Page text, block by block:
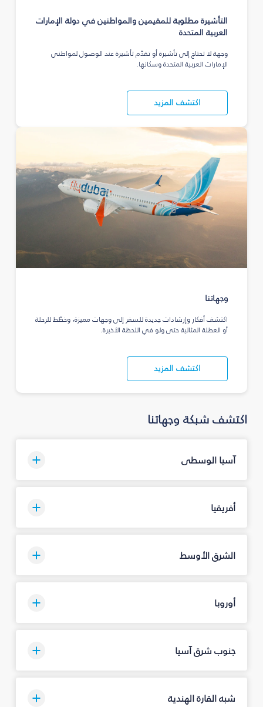
التأشيرة مطلوبة للمقيمين والمواطنين في دولة الإمارات
العربية المتحدة
وجهة لا تحتاج إلى تأشيرة أو تقدّم تأشيرة عند الوصول لمواطني
الإمارات العربية المتحدة وسكانها.
اكتشف المزيد
وجهاتنا
اكتشف أفكار وإرشادات جديدة للسفر إلى وجهات مميزة، وخطّط للرحلة
أو العطلة المثالية حتى ولو في اللحظة الأخيرة.
اكتشف المزيد
اكتشف شبكة وجهاتنا
آسيا الوسطى
أفريقيا
الشرق الأوسط
أوروبا
جنوب شرق آسيا
شبه القارة الهندية